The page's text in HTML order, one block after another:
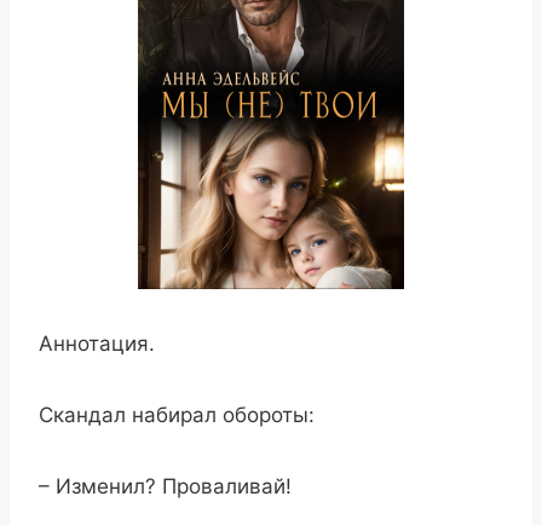
Аннотация.
Скандал набирал обороты:
– Изменил? Проваливай!